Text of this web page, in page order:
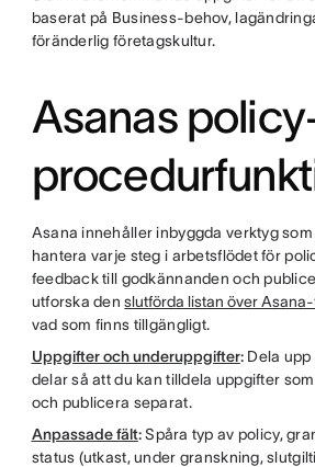
baserat på Business-behov,
föränderlig företagskultur.
Asanas
Asana innehåller inbyggda verktyg
hantera varje steg i arbetsflödet för
feedback till godkännanden och
utforska denslutförda listan över
vad som finns tillgängligt.
Uppgifter och underuppgifter: Dela
delar så att du kan tilldela uppgifter
och publicera separat.
Anpassade fält:Spåra typ av policy,
status (utkast, under granskning,